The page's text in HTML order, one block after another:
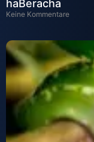
haBeracha
Keine Kommentare